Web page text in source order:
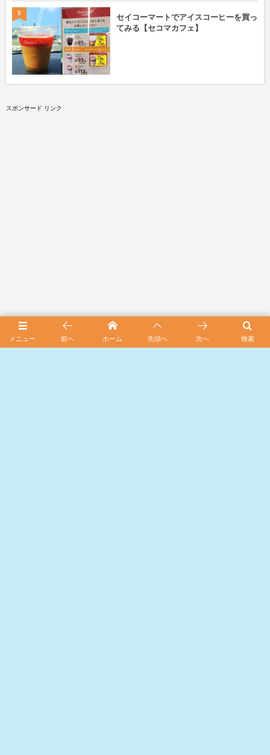
セイコーマートでアイスコーヒーを買っ
てみる【セコマカフェ】
5
スポンサード リンク
メニュー 検索
前へ ホーム 先頭へ 次へ